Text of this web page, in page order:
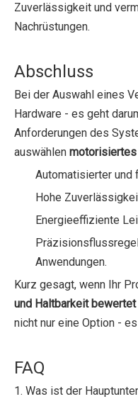
Zuverlässigkeit und
Nachrüstungen.
Abschluss
Bei der Auswahl eines
Hardware - es geht
Anforderungen des
auswählen
Automatisierter und
Hohe
Energieeffiziente
Anwendungen.
Kurz gesagt, wenn Ihr
und Haltbarkeit bewertet
nicht nur eine Option -
FAQ
1. Was ist der